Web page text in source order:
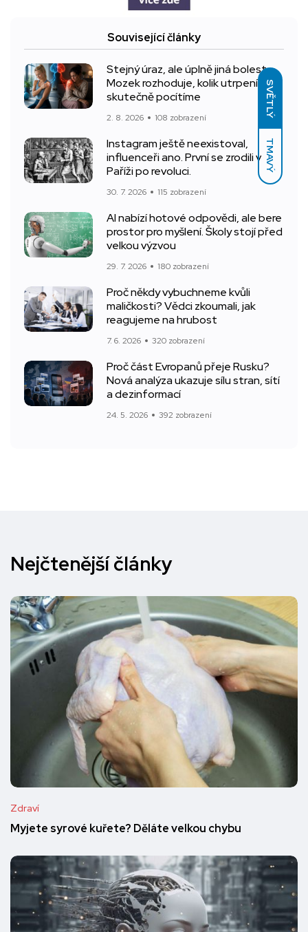
SVĚTLÝ
TMAVÝ
Související články
Stejný úraz, ale úplně jiná bolest.
Mozek rozhoduje, kolik utrpení
skutečně pocítíme
2. 8. 2026 108 zobrazení
Instagram ještě neexistoval,
influenceři ano. První se zrodili v
Paříži po revoluci.
30. 7. 2026 115 zobrazení
AI nabízí hotové odpovědi, ale bere
prostor pro myšlení. Školy stojí před
velkou výzvou
29. 7. 2026 180 zobrazení
Proč někdy vybuchneme kvůli
maličkosti? Vědci zkoumali, jak
reagujeme na hrubost
7. 6. 2026 320 zobrazení
Proč část Evropanů přeje Rusku?
Nová analýza ukazuje sílu stran, sítí
a dezinformací
24. 5. 2026 392 zobrazení
Nejčtenější články
Zdraví
Myjete syrové kuřete? Děláte velkou chybu